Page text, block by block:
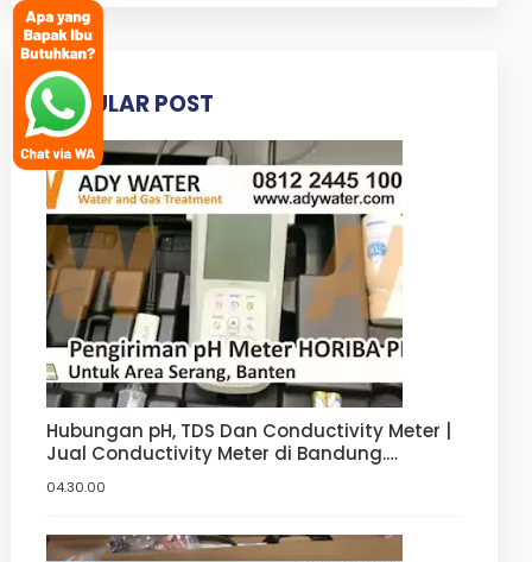
POPULAR POST
Hubungan pH, TDS Dan Conductivity Meter |
Jual Conductivity Meter di Bandung.
04.30.00